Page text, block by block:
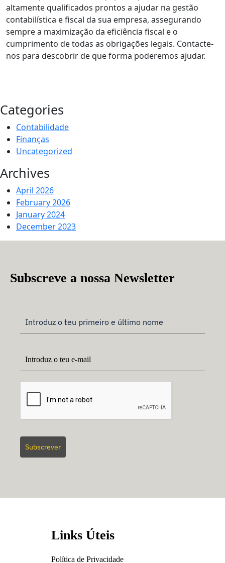
altamente qualificados prontos a ajudar na gestão
contabilística e fiscal da sua empresa, assegurando
sempre a maximização da eficiência fiscal e o
cumprimento de todas as obrigações legais. Contacte-
nos para descobrir de que forma poderemos ajudar.
Categories
Contabilidade
Finanças
Uncategorized
Archives
April 2026
February 2026
January 2024
December 2023
Subscreve a nossa Newsletter
Subscrever
Links Úteis
Política de Privacidade